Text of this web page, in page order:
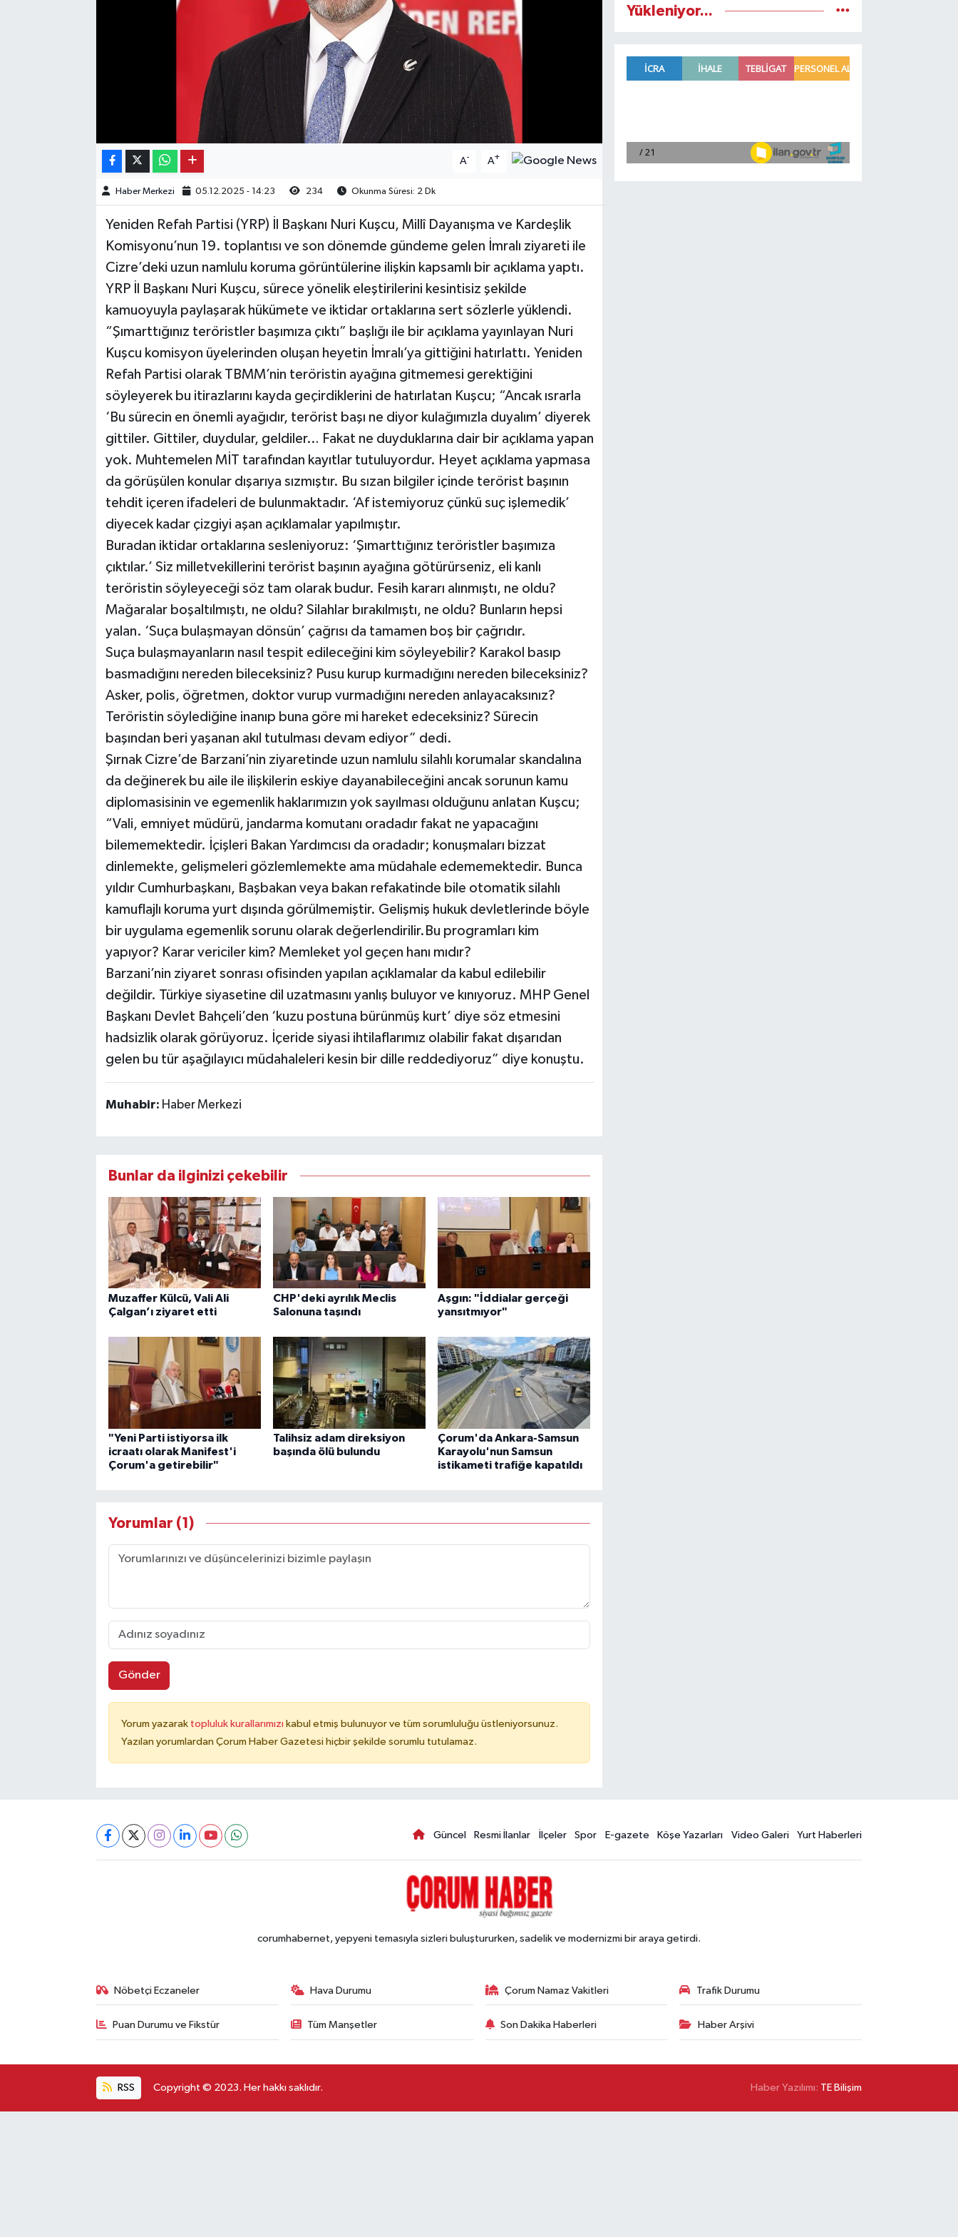
A- A+
Haber Merkezi 05.12.2025 - 14:23 234 Okunma Süresi: 2 Dk
Yeniden Refah Partisi (YRP) İl Başkanı Nuri Kuşcu, Millî Dayanışma ve Kardeşlik
Komisyonu’nun 19. toplantısı ve son dönemde gündeme gelen İmralı ziyareti ile
Cizre’deki uzun namlulu koruma görüntülerine ilişkin kapsamlı bir açıklama yaptı.
YRP İl Başkanı Nuri Kuşcu, sürece yönelik eleştirilerini kesintisiz şekilde
kamuoyuyla paylaşarak hükümete ve iktidar ortaklarına sert sözlerle yüklendi.
“Şımarttığınız teröristler başımıza çıktı” başlığı ile bir açıklama yayınlayan Nuri
Kuşcu komisyon üyelerinden oluşan heyetin İmralı’ya gittiğini hatırlattı. Yeniden
Refah Partisi olarak TBMM’nin teröristin ayağına gitmemesi gerektiğini
söyleyerek bu itirazlarını kayda geçirdiklerini de hatırlatan Kuşcu; “Ancak ısrarla
‘Bu sürecin en önemli ayağıdır, terörist başı ne diyor kulağımızla duyalım’ diyerek
gittiler. Gittiler, duydular, geldiler… Fakat ne duyduklarına dair bir açıklama yapan
yok. Muhtemelen MİT tarafından kayıtlar tutuluyordur. Heyet açıklama yapmasa
da görüşülen konular dışarıya sızmıştır. Bu sızan bilgiler içinde terörist başının
tehdit içeren ifadeleri de bulunmaktadır. ‘Af istemiyoruz çünkü suç işlemedik’
diyecek kadar çizgiyi aşan açıklamalar yapılmıştır.
Buradan iktidar ortaklarına sesleniyoruz: ‘Şımarttığınız teröristler başımıza
çıktılar.’ Siz milletvekillerini terörist başının ayağına götürürseniz, eli kanlı
teröristin söyleyeceği söz tam olarak budur. Fesih kararı alınmıştı, ne oldu?
Mağaralar boşaltılmıştı, ne oldu? Silahlar bırakılmıştı, ne oldu? Bunların hepsi
yalan. ‘Suça bulaşmayan dönsün’ çağrısı da tamamen boş bir çağrıdır.
Suça bulaşmayanların nasıl tespit edileceğini kim söyleyebilir? Karakol basıp
basmadığını nereden bileceksiniz? Pusu kurup kurmadığını nereden bileceksiniz?
Asker, polis, öğretmen, doktor vurup vurmadığını nereden anlayacaksınız?
Teröristin söylediğine inanıp buna göre mi hareket edeceksiniz? Sürecin
başından beri yaşanan akıl tutulması devam ediyor” dedi.
Şırnak Cizre’de Barzani’nin ziyaretinde uzun namlulu silahlı korumalar skandalına
da değinerek bu aile ile ilişkilerin eskiye dayanabileceğini ancak sorunun kamu
diplomasisinin ve egemenlik haklarımızın yok sayılması olduğunu anlatan Kuşcu;
“Vali, emniyet müdürü, jandarma komutanı oradadır fakat ne yapacağını
bilememektedir. İçişleri Bakan Yardımcısı da oradadır; konuşmaları bizzat
dinlemekte, gelişmeleri gözlemlemekte ama müdahale edememektedir. Bunca
yıldır Cumhurbaşkanı, Başbakan veya bakan refakatinde bile otomatik silahlı
kamuflajlı koruma yurt dışında görülmemiştir. Gelişmiş hukuk devletlerinde böyle
bir uygulama egemenlik sorunu olarak değerlendirilir.Bu programları kim
yapıyor? Karar vericiler kim? Memleket yol geçen hanı mıdır?
Barzani’nin ziyaret sonrası ofisinden yapılan açıklamalar da kabul edilebilir
değildir. Türkiye siyasetine dil uzatmasını yanlış buluyor ve kınıyoruz. MHP Genel
Başkanı Devlet Bahçeli’den ‘kuzu postuna bürünmüş kurt’ diye söz etmesini
hadsizlik olarak görüyoruz. İçeride siyasi ihtilaflarımız olabilir fakat dışarıdan
gelen bu tür aşağılayıcı müdahaleleri kesin bir dille reddediyoruz” diye konuştu.
Muhabir: Haber Merkezi
Bunlar da ilginizi çekebilir
Muzaffer Külcü, Vali Ali
Çalgan’ı ziyaret etti
CHP'deki ayrılık Meclis
Salonuna taşındı
Aşgın: "İddialar gerçeği
yansıtmıyor"
"Yeni Parti istiyorsa ilk
icraatı olarak Manifest'i
Çorum'a getirebilir"
Talihsiz adam direksiyon
başında ölü bulundu
Çorum'da Ankara-Samsun
Karayolu'nun Samsun
istikameti trafiğe kapatıldı
Yorumlar (1)
Gönder
Yorum yazarak topluluk kurallarımızı kabul etmiş bulunuyor ve tüm sorumluluğu üstleniyorsunuz.
Yazılan yorumlardan Çorum Haber Gazetesi hiçbir şekilde sorumlu tutulamaz.
Yükleniyor...
Güncel Resmi İlanlar İlçeler Spor E-gazete Köşe Yazarları Video Galeri Yurt Haberleri
corumhabernet, yepyeni temasıyla sizleri buluştururken, sadelik ve modernizmi bir araya getirdi.
Nöbetçi Eczaneler Hava Durumu Çorum Namaz Vakitleri Trafik Durumu
Puan Durumu ve Fikstür Tüm Manşetler Son Dakika Haberleri Haber Arşivi
RSS Copyright © 2023. Her hakkı saklıdır. Haber Yazılımı: TE Bilişim
Osmancık